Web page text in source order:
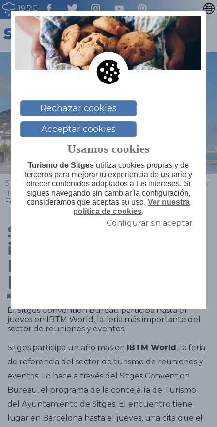
19.5ºC
CATALÀ
ENGLISH
FRANÇAIS
Sitges > Actualidad > Noticias > Sitges consolida su
impulso como destino MICE internacional en la
Feria IBTM World
Sitges consolida su
impulso como destino
MICE internacional en
la Feria IBTM World
El Sitges Convention Bureau participa hasta el
jueves en IBTM World, la feria más importante del
sector de reuniones y eventos.
Sitges participa un año más en IBTM World, la feria
de referencia del sector de turismo de reuniones y
eventos. Lo hace a través del Sitges Convention
Bureau, el programa de la concejalía de Turismo
del Ayuntamiento de Sitges. El encuentro tiene
lugar en Barcelona hasta el jueves, una cita que el
Rechazar cookies
Acceptar cookies
Usamos cookies
Turismo de Sitges utiliza cookies propias y de
terceros para mejorar tu experiencia de usuario y
ofrecer contenidos adaptados a tus intereses. Si
sigues navegando sin cambiar la configuración,
consideramos que aceptas su uso.Ver nuestra
política de cookies.
Configurar sin aceptar